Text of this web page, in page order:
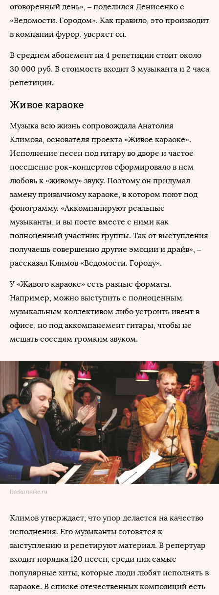
оговоренный день», – поделился Денисенко с
«Ведомости. Городом». Как правило, это производит
в компании фурор, уверяет он.
В среднем абонемент на 4 репетиции стоит около
30 000 руб. В стоимость входит 3 музыканта и 2 часа
репетиции.
Живое караоке
Музыка всю жизнь сопровождала Анатолия
Климова, основателя проекта «Живое караоке».
Исполнение песен под гитару во дворе и частое
посещение рок-концертов сформировало в нем
любовь к «живому» звуку. Поэтому он придумал
замену привычному караоке, в котором поют под
фонограмму. «Аккомпанируют реальные
музыканты, и вы поете вместе с ними как
полноценный участник группы. Так от выступления
получаешь совершенно другие эмоции и драйв», –
рассказал Климов «Ведомости. Городу».
У «Живого караоке» есть разные форматы.
Например, можно выступить с полноценным
музыкальным коллективом либо устроить ивент в
офисе, но под аккомпанемент гитары, чтобы не
мешать соседям громким звуком.
livekaraoke.ru
Климов утверждает, что упор делается на качество
исполнения. Его музыканты готовятся к
выступлению и репетируют материал. В репертуар
входит порядка 120 песен, среди них самые
популярные хиты, которые люди любят исполнять в
караоке. В списке отечественных композиций есть